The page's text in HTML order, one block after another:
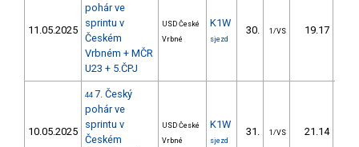
11.05.2025
pohár ve
sprintu v
Českém
Vrbném + MČR
U23 + 5.ČPJ
USD České
Vrbné
K1W
sjezd
30. 1/VS 19.17
10.05.2025
44 7. Český
pohár ve
sprintu v
Českém
USD České
Vrbné
K1W
sjezd
31. 1/VS 21.14